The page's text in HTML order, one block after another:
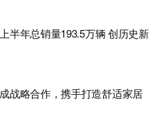
半年总销量193.5万辆 创历史新
战略合作，携手打造舒适家居